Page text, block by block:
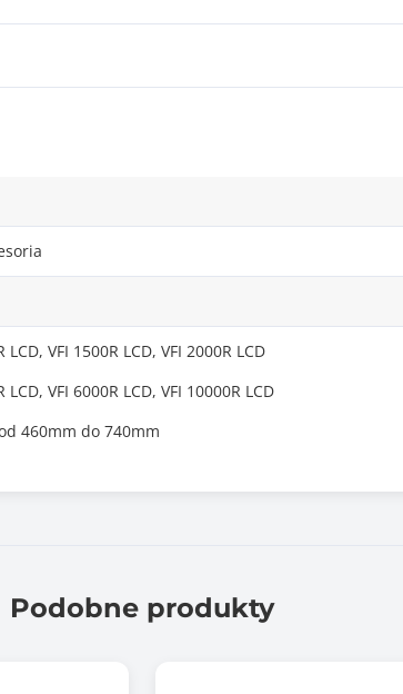
LCD, VFI 1500R LCD, VFI 2000R LCD
LCD, VFI 6000R LCD, VFI 10000R LCD
460mm do 740mm
Podobne produkty